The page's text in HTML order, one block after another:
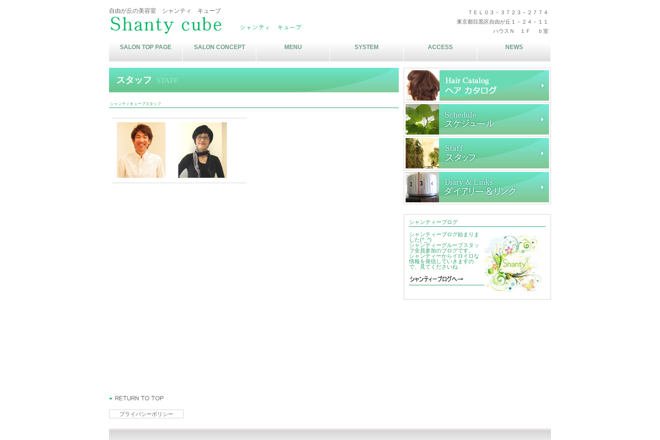
自由が丘の美容室 シャンティ キューブ
ＴＥＬ０３－３７２３－２７７４
東京都目黒区自由が丘１－２４－１１
ハウスＮ １Ｆ ｂ室
スタッフ STAFF
シャンティキューブスタッフ
SALON TOP PAGE SALON CONCEPT MENU SYSTEM ACCESS NEWS
シャンティーブログ
シャンティーブログ始まりま
した(^_^)
シャンティーグループスタッ
フ全員参加のブログです。
シャンティーからイロイロな
情報を発信していきますの
で、見てくださいね
プライバシーポリシー